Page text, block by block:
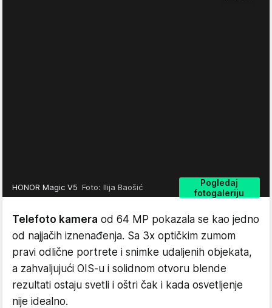
Pogledaj
fotogaleriju
HONOR Magic V5 Foto: Ilija Baošić
Telefoto kamera od 64 MP pokazala se kao jedno
od najjačih iznenađenja. Sa 3x optičkim zumom
pravi odlične portrete i snimke udaljenih objekata,
a zahvaljujući OIS-u i solidnom otvoru blende
rezultati ostaju svetli i oštri čak i kada osvetljenje
nije idealno.